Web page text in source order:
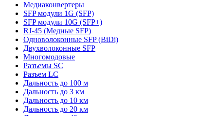
Медиаконвертеры
SFP модули 1G (SFP)
SFP модули 10G (SFP+)
RJ-45 (Медные SFP)
Одноволоконные SFP (BiDi)
Двухволоконные SFP
Многомодовые
Разъемы SC
Разъем LC
Дальность до 100 м
Дальность до 3 км
Дальность до 10 км
Дальность до 20 км